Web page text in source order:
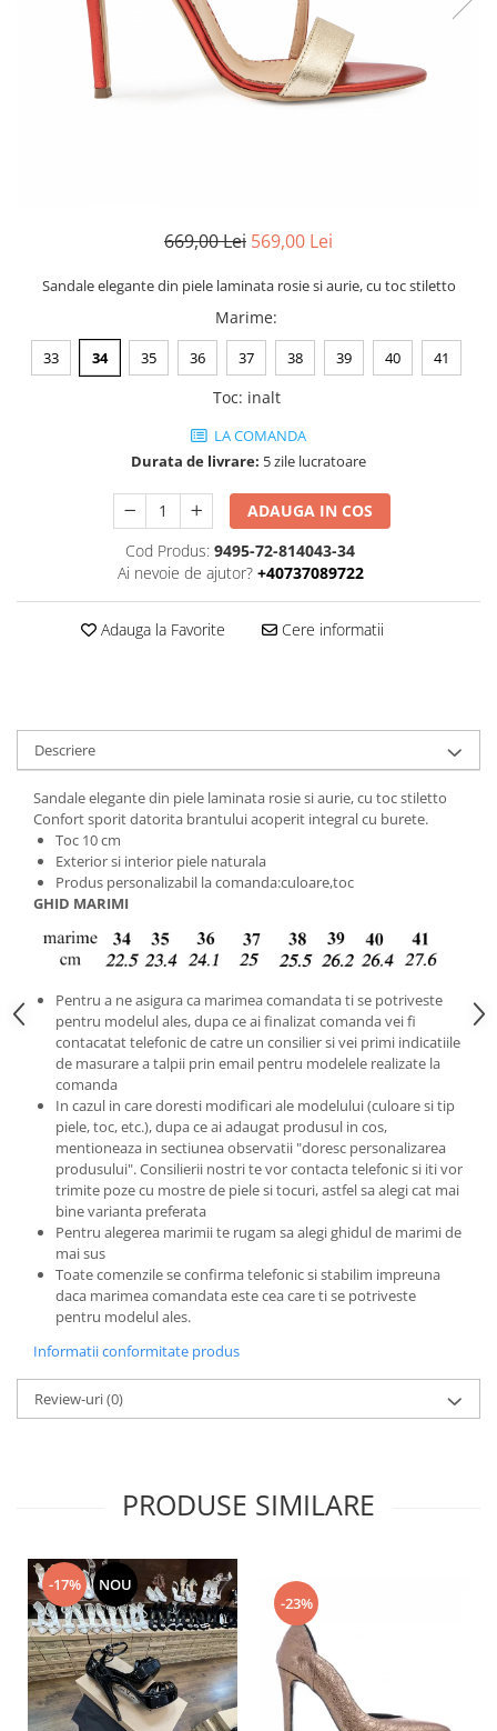
669,00 Lei 569,00 Lei
Sandale elegante din piele laminata rosie si aurie, cu toc stiletto
Marime:
33 34 35 36 37 38 39 40 41
Toc: inalt
LA COMANDA
Durata de livrare: 5 zile lucratoare
ADAUGA IN COS
Cod Produs: 9495-72-814043-34
Ai nevoie de ajutor? +40737089722
Adauga la Favorite Cere informatii
Descriere
Sandale elegante din piele laminata rosie si aurie, cu toc stiletto
Confort sporit datorita brantului acoperit integral cu burete.
Toc 10 cm
Exterior si interior piele naturala
Produs personalizabil la comanda:culoare,toc
GHID MARIMI
Pentru a ne asigura ca marimea comandata ti se potriveste
pentru modelul ales, dupa ce ai finalizat comanda vei fi
contacatat telefonic de catre un consilier si vei primi indicatiile
de masurare a talpii prin email pentru modelele realizate la
comanda
In cazul in care doresti modificari ale modelului (culoare si tip
piele, toc, etc.), dupa ce ai adaugat produsul in cos,
mentioneaza in sectiunea observatii "doresc personalizarea
produsului". Consilierii nostri te vor contacta telefonic si iti vor
trimite poze cu mostre de piele si tocuri, astfel sa alegi cat mai
bine varianta preferata
Pentru alegerea marimii te rugam sa alegi ghidul de marimi de
mai sus
Toate comenzile se confirma telefonic si stabilim impreuna
daca marimea comandata este cea care ti se potriveste
pentru modelul ales.
Informatii conformitate produs
Review-uri(0)
PRODUSE SIMILARE
-17% NOU
-23%